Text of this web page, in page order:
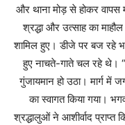
और थाना मोड़ से होकर वापस
श्रद्धा और उत्साह का
शामिल हुए। डीजे पर बज रहे
हुए नाचते-गाते चल रहे थे।
गुंजायमान हो उठा। मार्ग में
का स्वागत किया गया।
श्रद्धालुओं ने आशीर्वाद प्राप्त